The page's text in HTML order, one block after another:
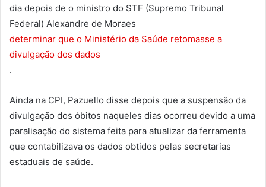
dia depois de o ministro do STF (Supremo Tribunal
Federal) Alexandre de Moraes
determinar que o Ministério da Saúde retomasse a
divulgação dos dados
.
Ainda na CPI, Pazuello disse depois que a suspensão da
divulgação dos óbitos naqueles dias ocorreu devido a uma
paralisação do sistema feita para atualizar da ferramenta
que contabilizava os dados obtidos pelas secretarias
estaduais de saúde.